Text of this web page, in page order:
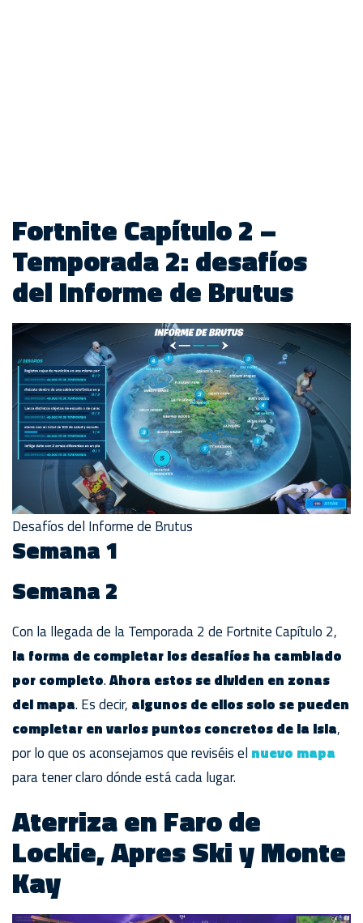
Fortnite Capítulo 2 –
Temporada 2: desafíos
del Informe de Brutus
Desafíos del Informe de Brutus
Semana 1
Semana 2
Con la llegada de la Temporada 2 de Fortnite Capítulo 2,
la forma de completar los desafíos ha cambiado
por completo.Ahora estos se dividen en zonas
del mapa. Es decir, algunos de ellos solo se pueden
completar en varios puntos concretos de la isla,
por lo que os aconsejamos que reviséis el nuevo mapa
para tener claro dónde está cada lugar.
Aterriza en Faro de
Lockie, Apres Ski y Monte
Kay